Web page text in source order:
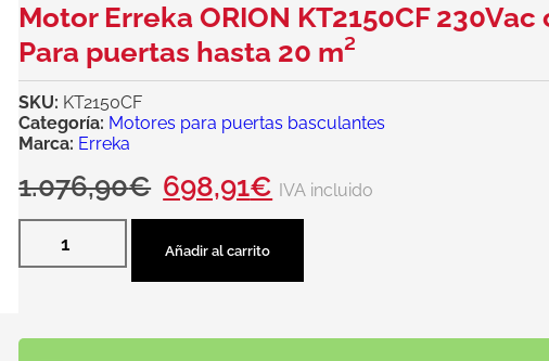
Motor Erreka ORION KT2150CF
Para puertas hasta 20 m²
SKU: KT2150CF
Categoría: Motores para puertas basculantes
Marca: Erreka
1.076,90€ 698,91€ IVA incluido
Añadir al carrito